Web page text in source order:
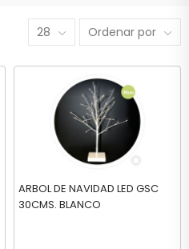
28 Ordenar por
ARBOL DE NAVIDAD LED GSC
30CMS. BLANCO